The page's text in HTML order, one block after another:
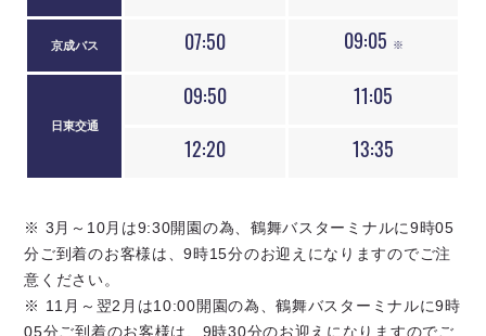
京成バス 07:50 09:05 ※
日東交通
09:50 11:05
12:20 13:35
※ 3月～10月は9:30開園の為、鶴舞バスターミナルに9時05
分ご到着のお客様は、9時15分のお迎えになりますのでご注
意ください。
※ 11月～翌2月は10:00開園の為、鶴舞バスターミナルに9時
05分ご到着のお客様は、9時30分のお迎えになりますのでご